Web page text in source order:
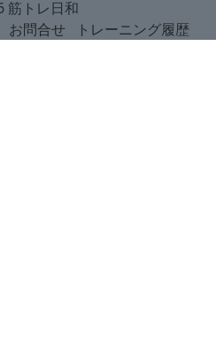
筋トレ日和
お問合せ トレーニング履歴